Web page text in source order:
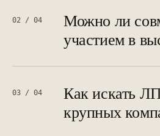
02 / 04
Можно ли
участием в
лидов, но без
выставочной
теряется. Внутри
03 / 04
Как искать
крупных